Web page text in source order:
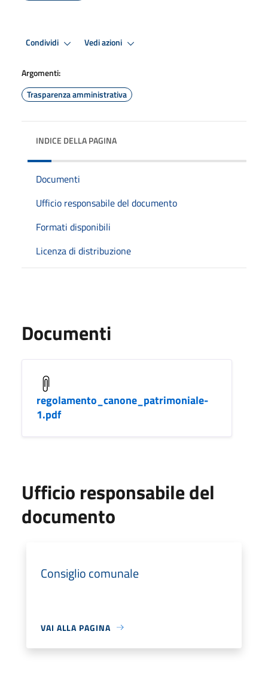
Condividi Vedi azioni
Argomenti:
Trasparenza amministrativa
INDICE DELLA PAGINA
Documenti
Ufficio responsabile del documento
Formati disponibili
Licenza di distribuzione
Documenti
regolamento_canone_patrimoniale-
1.pdf
Ufficio responsabile del
documento
Consiglio comunale
VAI ALLA PAGINA